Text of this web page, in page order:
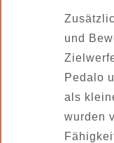
und
Pedalo
als
wurden